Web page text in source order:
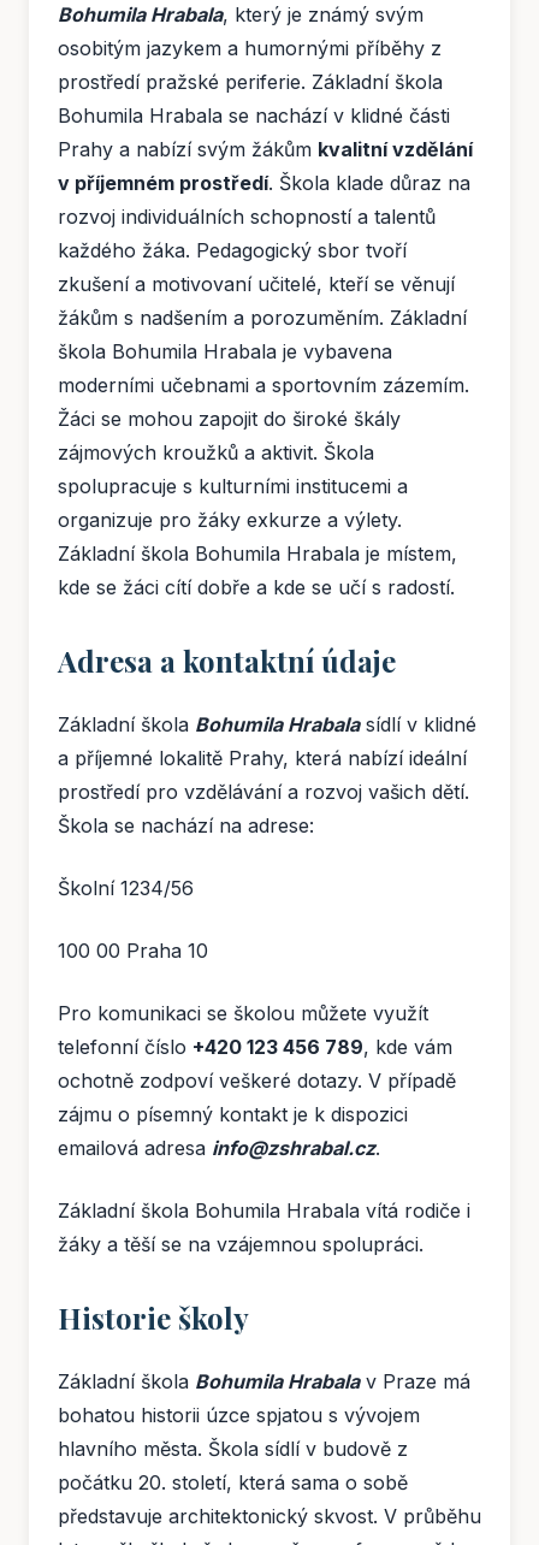
Bohumila Hrabala, který je známý svým
osobitým jazykem a humornými příběhy z
prostředí pražské periferie. Základní škola
Bohumila Hrabala se nachází v klidné části
Prahy a nabízí svým žákům kvalitní vzdělání
v příjemném prostředí. Škola klade důraz na
rozvoj individuálních schopností a talentů
každého žáka. Pedagogický sbor tvoří
zkušení a motivovaní učitelé, kteří se věnují
žákům s nadšením a porozuměním. Základní
škola Bohumila Hrabala je vybavena
moderními učebnami a sportovním zázemím.
Žáci se mohou zapojit do široké škály
zájmových kroužků a aktivit. Škola
spolupracuje s kulturními institucemi a
organizuje pro žáky exkurze a výlety.
Základní škola Bohumila Hrabala je místem,
kde se žáci cítí dobře a kde se učí s radostí.
Adresa a kontaktní údaje
Základní škola Bohumila Hrabalasídlí v klidné
a příjemné lokalitě Prahy, která nabízí ideální
prostředí pro vzdělávání a rozvoj vašich dětí.
Škola se nachází na adrese:
Školní 1234/56
100 00 Praha 10
Pro komunikaci se školou můžete využít
telefonní číslo +420 123 456 789, kde vám
ochotně zodpoví veškeré dotazy. V případě
zájmu o písemný kontakt je k dispozici
emailová adresa info@zshrabal.cz.
Základní škola Bohumila Hrabala vítá rodiče i
žáky a těší se na vzájemnou spolupráci.
Historie školy
Základní škola Bohumila Hrabalav Praze má
bohatou historii úzce spjatou s vývojem
hlavního města. Škola sídlí v budově z
počátku 20. století, která sama o sobě
představuje architektonický skvost. V průběhu